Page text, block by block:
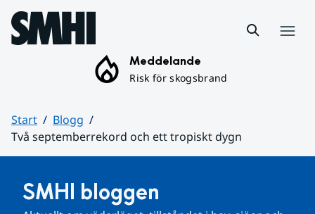
Hoppa till sidans innehåll
Meddelande
Risk för skogsbrand
Start
Blogg
Två septemberrekord och ett tropiskt dygn
SMHI bloggen